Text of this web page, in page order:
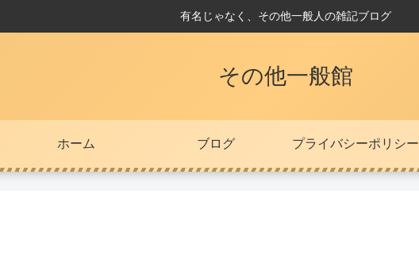
有名じゃなく、その他一般人の雑記ブログ
その他一般館
ホーム ブログ プライバシーポリシー